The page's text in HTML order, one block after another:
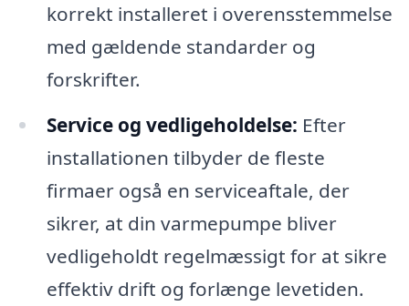
korrekt installeret i overensstemmelse
med gældende standarder og
forskrifter.
Service og vedligeholdelse: Efter
installationen tilbyder de fleste
firmaer også en serviceaftale, der
sikrer, at din varmepumpe bliver
vedligeholdt regelmæssigt for at sikre
effektiv drift og forlænge levetiden.